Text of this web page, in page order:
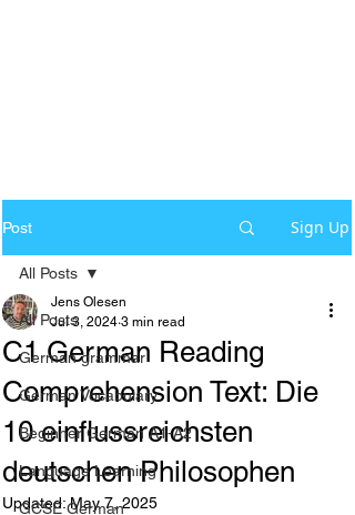
Post Sign Up
All Posts
German grammar
German Vocabulary
Beginner German A1-A2
Language Learning
GCSE German
All Posts
C1 German Reading
Comprehension Text: Die
10 einflussreichsten
deutschen Philosophen
Jens Olesen
Jul 3, 2024 3 min read
Updated:May 7, 2025